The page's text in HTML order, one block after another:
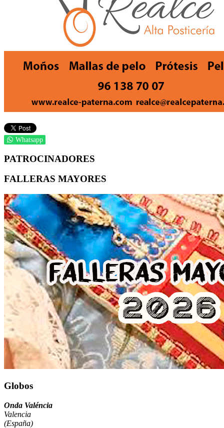
Whatsapp
PATROCINADORES
FALLERAS MAYORES
Globos
Onda Valéncia
Valencia
(España)